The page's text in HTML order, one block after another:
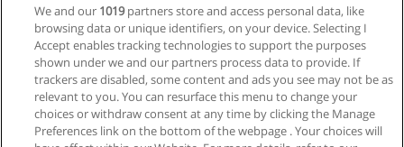
Master Strategisches Management
Universität Innsbruck
Mehr Information
We and our 1019partners store and access personal data, like
browsing data or unique identifiers, on your device. Selecting I
Accept enables tracking technologies to support the purposes
shown under we and our partners process data to provide. If
trackers are disabled, some content and ads you see may not be as
relevant to you. You can resurface this menu to change your
choices or withdraw consent at any time by clicking the Manage
Preferences link on the bottom of the webpage . Your choices will